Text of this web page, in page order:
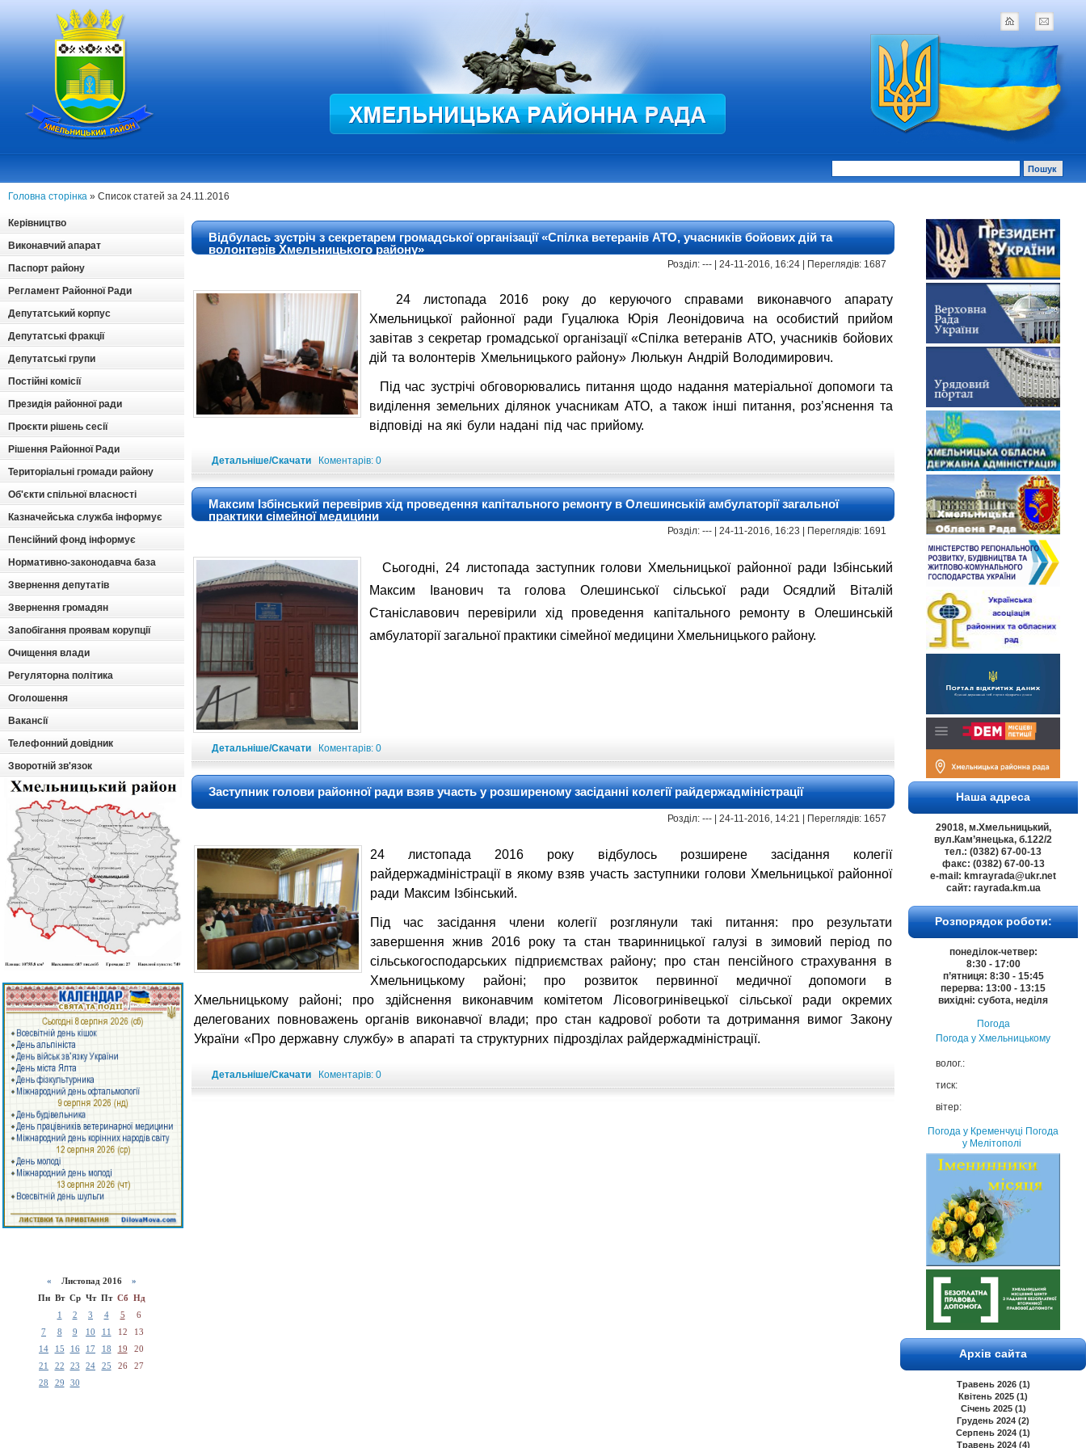
Головна сторінка » Список статей за 24.11.2016
Керівництво
Виконавчий апарат
Паспорт району
Регламент Районної Ради
Депутатський корпус
Депутатські фракції
Депутатські групи
Постійні комісії
Президія районної ради
Проєкти рішень сесії
Рішення Районної Ради
Територіальні громади району
Об'єкти спільної власності
Казначейська служба інформує
Пенсійний фонд інформує
Нормативно-законодавча база
Звернення депутатів
Звернення громадян
Запобігання проявам корупції
Очищення влади
Регуляторна політика
Оголошення
Вакансії
Телефонний довідник
Зворотній зв'язок
« Листопад 2016 »
Пн Вт Ср Чт Пт Сб Нд
1
2 3 4 5
6
7
8 9 10 11 12
13
14
15 16 17 18 19
20
21
22 23 24 25 26
27
28
29 30
Наша адреса
29018, м.Хмельницький,
вул.Кам’янецька, б.122/2
тел.: (0382) 67-00-13
факс: (0382) 67-00-13
e-mail: kmrayrada@ukr.net
сайт: rayrada.km.ua
Розпорядок роботи:
понеділок-четвер:
8:30 - 17:00
п’ятниця: 8:30 - 15:45
перерва: 13:00 - 13:15
вихідні: субота, неділя
Погода
Погода у Хмельницькому
волог.:
тиск:
вітер:
Погода у Кременчуці Погода
у Мелітополі
Архів сайта
Травень 2026 (1)
Квітень 2025 (1)
Січень 2025 (1)
Грудень 2024 (2)
Серпень 2024 (1)
Травень 2024 (4)
Відбулась зустріч з секретарем громадської організації «Спілка ветеранів АТО, учасників бойових дій та
волонтерів Хмельницького району»
Розділ: --- | 24-11-2016, 16:24 | Переглядів: 1687
24 листопада 2016 року до керуючого справами виконавчого апарату
Хмельницької районної ради Гуцалюка Юрія Леонідовича на особистий прийом
завітав з секретар громадської організації «Спілка ветеранів АТО, учасників бойових
дій та волонтерів Хмельницького району» Люлькун Андрій Володимирович.
Під час зустрічі обговорювались питання щодо надання матеріальної допомоги та
виділення земельних ділянок учасникам АТО, а також інші питання, роз’яснення та
відповіді на які були надані під час прийому.
Детальніше/Скачати Коментарів: 0
Максим Ізбінський перевірив хід проведення капітального ремонту в Олешинській амбулаторії загальної
практики сімейної медицини
Розділ: --- | 24-11-2016, 16:23 | Переглядів: 1691
Сьогодні, 24 листопада заступник голови Хмельницької районної ради Ізбінський
Максим Іванович та голова Олешинської сільської ради Осядлий Віталій
Станіславович перевірили хід проведення капітального ремонту в Олешинській
амбулаторії загальної практики сімейної медицини Хмельницького району.
Детальніше/Скачати Коментарів: 0
Заступник голови районної ради взяв участь у розширеному засіданні колегії райдержадміністрації
Розділ: --- | 24-11-2016, 14:21 | Переглядів: 1657
24 листопада 2016 року відбулось розширене засідання колегії
райдержадміністрації в якому взяв участь заступники голови Хмельницької районної
ради Максим Ізбінський.
Під час засідання члени колегії розглянули такі питання: про результати
завершення жнив 2016 року та стан тваринницької галузі в зимовий період по
сільськогосподарських підприємствах району; про стан пенсійного страхування в
Хмельницькому районі; про розвиток первинної медичної допомоги в
Хмельницькому районі; про здійснення виконавчим комітетом Лісовогринівецької сільської ради окремих
делегованих повноважень органів виконавчої влади; про стан кадрової роботи та дотримання вимог Закону
України «Про державну службу» в апараті та структурних підрозділах райдержадміністрації.
Детальніше/Скачати Коментарів: 0